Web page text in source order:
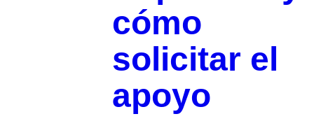
cómo
solicitar el
apoyo